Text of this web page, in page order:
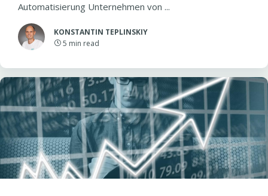
Automatisierung Unternehmen von ...
KONSTANTIN TEPLINSKIY
5 min read